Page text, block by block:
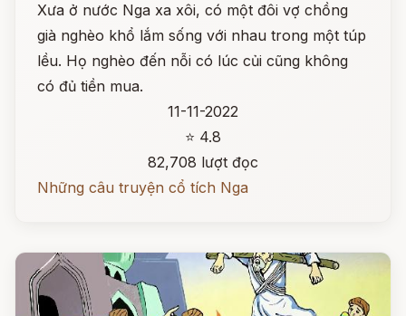
Xưa ở nước Nga xa xôi, có một đôi vợ chồng
già nghèo khổ lắm sống với nhau trong một túp
lều. Họ nghèo đến nỗi có lúc củi cũng không
có đủ tiền mua.
11-11-2022
⭐ 4.8
82,708 lượt đọc
Những câu truyện cổ tích Nga